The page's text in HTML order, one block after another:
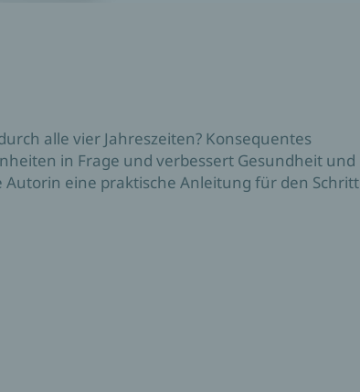
alle vier Jahreszeiten? Konsequentes
in Frage und verbessert Gesundheit und
eine praktische Anleitung für den Schritt